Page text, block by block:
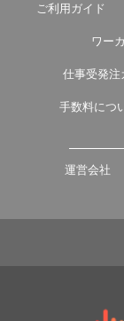
ご利用ガイド
ワー
仕事受発注
手数料につ
運営会社